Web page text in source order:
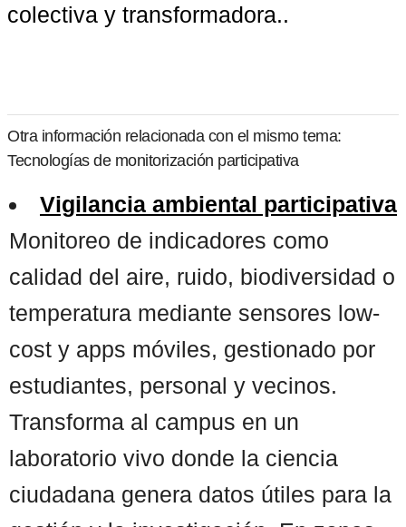
colectiva y transformadora..
Otra información relacionada con el mismo tema:
Tecnologías de monitorización participativa
Vigilancia ambiental participativa
Monitoreo de indicadores como
calidad del aire, ruido, biodiversidad o
temperatura mediante sensores low-
cost y apps móviles, gestionado por
estudiantes, personal y vecinos.
Transforma al campus en un
laboratorio vivo donde la ciencia
ciudadana genera datos útiles para la